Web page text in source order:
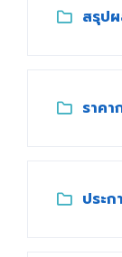
สรุป
ราคา
ประ